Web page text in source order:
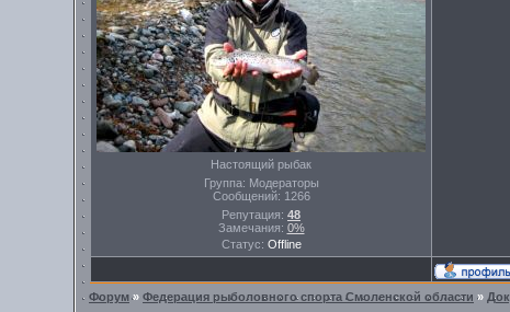
Настоящий рыбак
Группа: Модераторы
Сообщений: 1266
Репутация: 48
Замечания: 0%
Статус: Offline
Форум» Федерация рыболовного спорта Смоленской области »